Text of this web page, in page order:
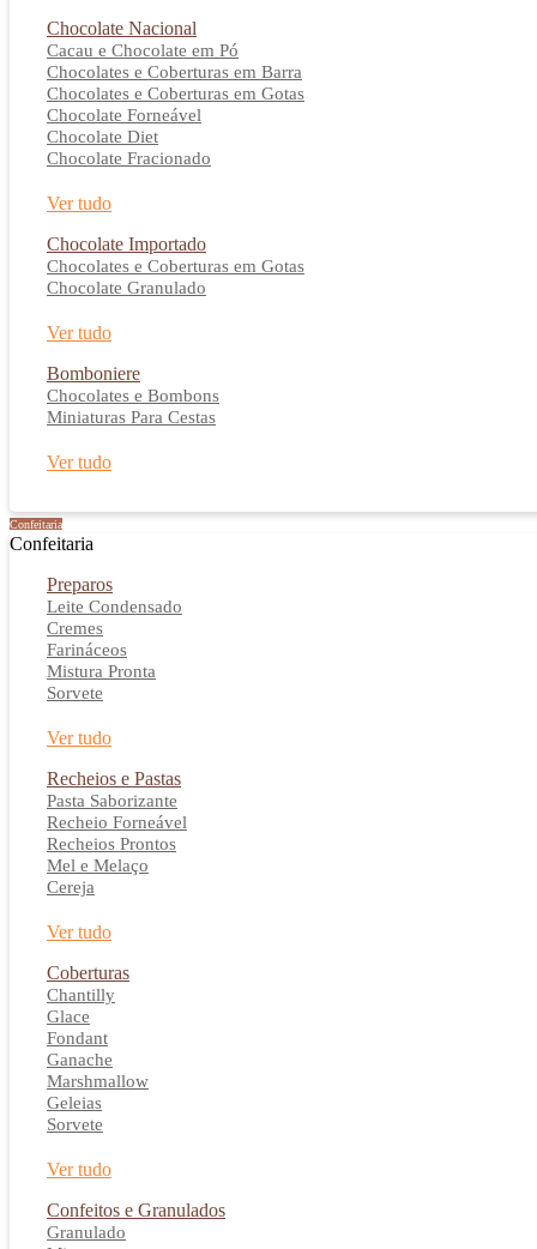
Chocolate Nacional
Cacau e Chocolate em Pó
Chocolates e Coberturas em Barra
Chocolates e Coberturas em Gotas
Chocolate Forneável
Chocolate Diet
Chocolate Fracionado
Ver tudo
Chocolate Importado
Chocolates e Coberturas em Gotas
Chocolate Granulado
Ver tudo
Bomboniere
Chocolates e Bombons
Miniaturas Para Cestas
Ver tudo
Confeitaria
Confeitaria
Preparos
Leite Condensado
Cremes
Farináceos
Mistura Pronta
Sorvete
Ver tudo
Recheios e Pastas
Pasta Saborizante
Recheio Forneável
Recheios Prontos
Mel e Melaço
Cereja
Ver tudo
Coberturas
Chantilly
Glace
Fondant
Ganache
Marshmallow
Geleias
Sorvete
Ver tudo
Confeitos e Granulados
Granulado